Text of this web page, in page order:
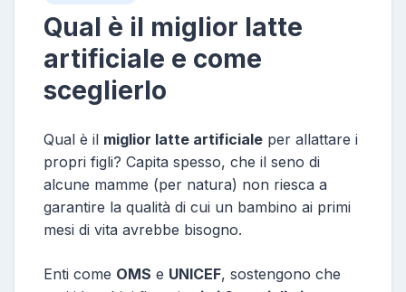
Qual è il miglior latte
artificiale e come
sceglierlo
Qual è il miglior latte artificiale per allattare i
propri figli? Capita spesso, che il seno di
alcune mamme (per natura) non riesca a
garantire la qualità di cui un bambino ai primi
mesi di vita avrebbe bisogno.
Enti come OMS e UNICEF, sostengono che